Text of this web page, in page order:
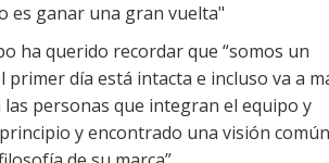
es ganar una gran vuelta"
ha querido recordar que “somos un
día está intacta e incluso va a
personas que integran el equipo y
y encontrado una visión común